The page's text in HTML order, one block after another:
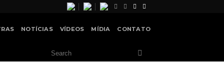
NOTÍCIAS VÍDEOS MÍDIA CONTATO